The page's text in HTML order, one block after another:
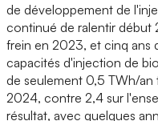
de développement de
continué de ralentir début
frein en 2023, et cinq ans
capacités d'injection de
de seulement 0,5 TWh/an
2024, contre 2,4 sur
résultat, avec quelques